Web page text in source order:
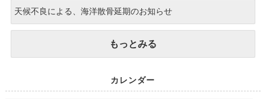
天候不良による、海洋散骨延期のお知らせ
もっとみる
カレンダー